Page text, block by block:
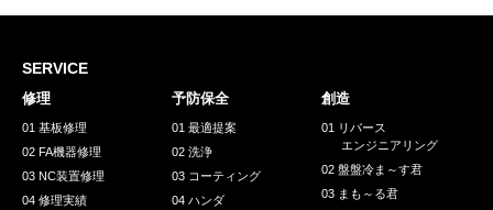
GREEN CHALLENGE
環境への取り組み
お問い合わせ 発送先
SERVICE
修理
01 基板修理
02 FA機器修理
03 NC装置修理
04 修理実績
予防保全
01 最適提案
02 洗浄
03 コーティング
04 ハンダ
創造
01 リバース
エンジニアリング
02 盤盤冷ま～す君
03 まも～る君